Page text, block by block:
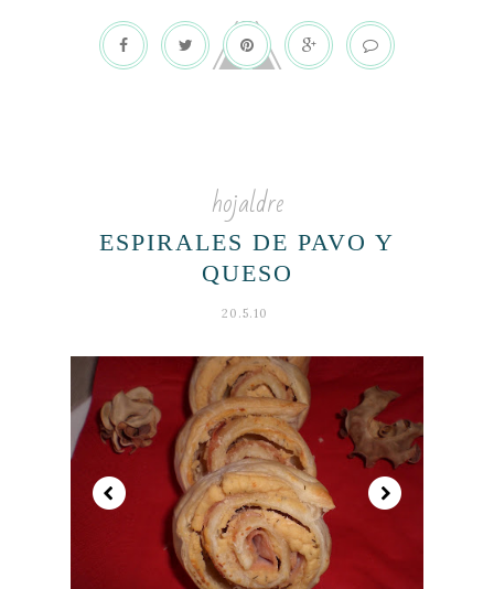
hojaldre
ESPIRALES DE PAVO Y
QUESO
20.5.10